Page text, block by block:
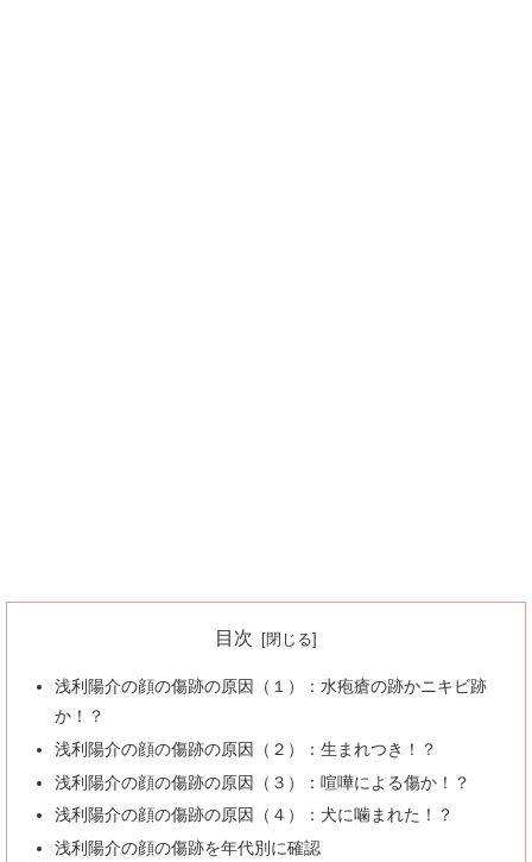
目次
浅利陽介の顔の傷跡の原因（１）：水疱瘡の跡かニキビ跡
か！？
浅利陽介の顔の傷跡の原因（２）：生まれつき！？
浅利陽介の顔の傷跡の原因（３）：喧嘩による傷か！？
浅利陽介の顔の傷跡の原因（４）：犬に噛まれた！？
浅利陽介の顔の傷跡を年代別に確認